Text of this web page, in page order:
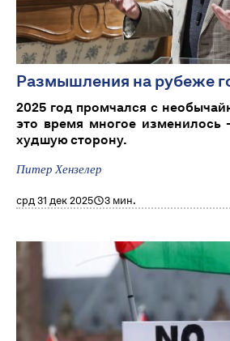
Размышления на рубеже
2025 год промчался с
это время многое
худшую сторону.
Питер Хензелер
срд 31 дек 2025 3 мин.